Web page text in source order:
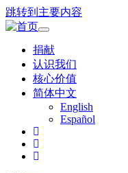
跳转到主要内容
Toggle
navigation
捐献
认识我们
核心价值
简体中文
English
Español